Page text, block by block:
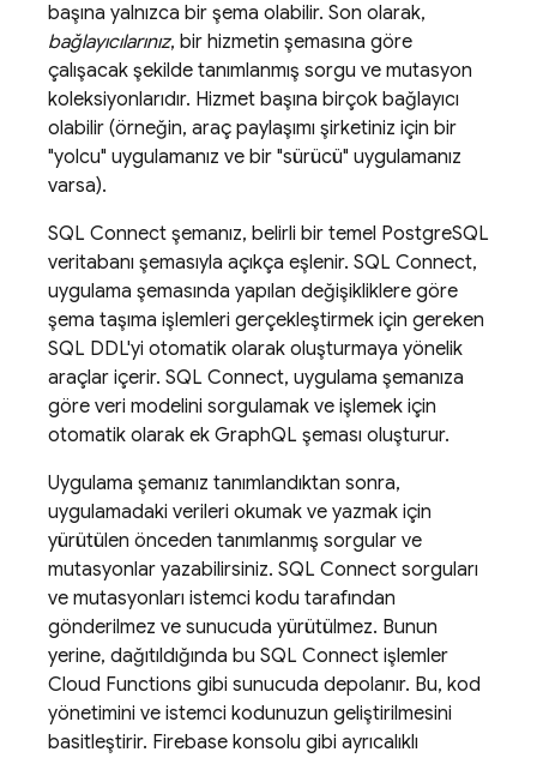
başına yalnızca bir şema olabilir. Son olarak,
bağlayıcılarınız, bir hizmetin şemasına göre
çalışacak şekilde tanımlanmış sorgu ve mutasyon
koleksiyonlarıdır. Hizmet başına birçok bağlayıcı
olabilir (örneğin, araç paylaşımı şirketiniz için bir
"yolcu" uygulamanız ve bir "sürücü" uygulamanız
varsa).
SQL Connect şemanız, belirli bir temel PostgreSQL
veritabanı şemasıyla açıkça eşlenir. SQL Connect,
uygulama şemasında yapılan değişikliklere göre
şema taşıma işlemleri gerçekleştirmek için gereken
SQL DDL'yi otomatik olarak oluşturmaya yönelik
araçlar içerir. SQL Connect, uygulama şemanıza
göre veri modelini sorgulamak ve işlemek için
otomatik olarak ek GraphQL şeması oluşturur.
Uygulama şemanız tanımlandıktan sonra,
uygulamadaki verileri okumak ve yazmak için
yürütülen önceden tanımlanmış sorgular ve
mutasyonlar yazabilirsiniz. SQL Connect sorguları
ve mutasyonları istemci kodu tarafından
gönderilmez ve sunucuda yürütülmez. Bunun
yerine, dağıtıldığında bu SQL Connect işlemler
Cloud Functions gibi sunucuda depolanır. Bu, kod
yönetimini ve istemci kodunuzun geliştirilmesini
basitleştirir. Firebase konsolu gibi ayrıcalıklı